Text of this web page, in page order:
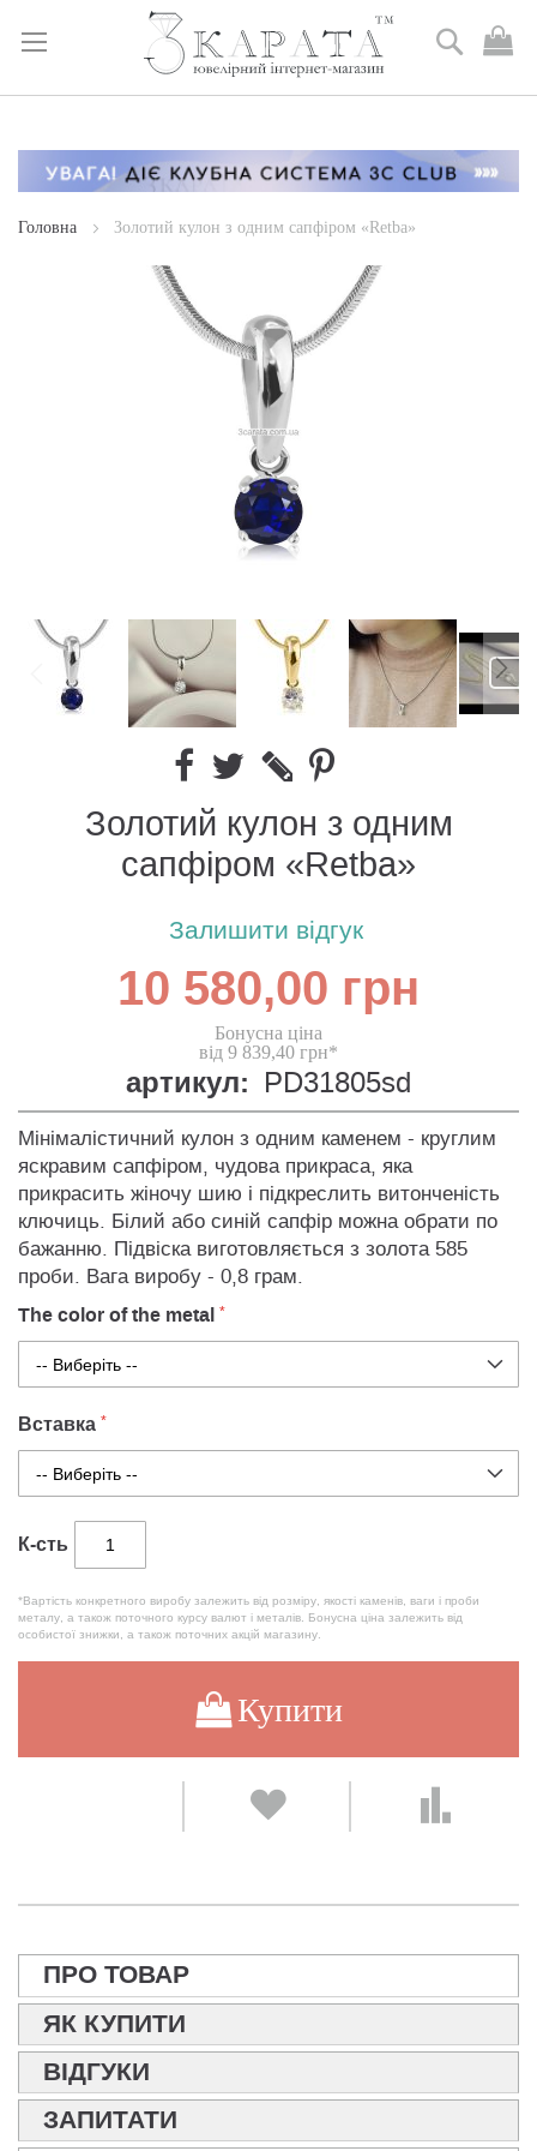
Skip
Content
Пошук
Головна Золотий кулон з одним сапфіром «Retba»
Золотий кулон з одним
сапфіром «Retba»
Залишити відгук
10 580,00 грн
Бонусна ціна
від 9 839,40 грн*
артикул: PD31805sd
Мінімалістичний кулон з одним каменем - круглим
яскравим сапфіром, чудова прикраса, яка
прикрасить жіночу шию і підкреслить витонченість
ключиць. Білий або синій сапфір можна обрати по
бажанню. Підвіска виготовляється з золота 585
проби. Вага виробу - 0,8 грам.
The color of the metal
Вставка
К-сть
*Вартість конкретного виробу залежить від розміру, якості каменів, ваги і проби
металу, а також поточного курсу валют і металів. Бонусна ціна залежить від
особистої знижки, а також поточних акцій магазину.
Купити
ПРО ТОВАР
ЯК КУПИТИ
ВІДГУКИ
ЗАПИТАТИ